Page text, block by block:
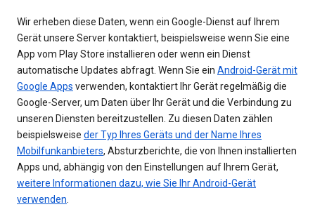
Wir erheben diese Daten, wenn ein Google-Dienst auf Ihrem
Gerät unsere Server kontaktiert, beispielsweise wenn Sie eine
App vom Play Store installieren oder wenn ein Dienst
automatische Updates abfragt. Wenn Sie ein Android-Gerät mit
Google Apps verwenden, kontaktiert Ihr Gerät regelmäßig die
Google-Server, um Daten über Ihr Gerät und die Verbindung zu
unseren Diensten bereitzustellen. Zu diesen Daten zählen
beispielsweise der Typ Ihres Geräts und der Name Ihres
Mobilfunkanbieters, Absturzberichte, die von Ihnen installierten
Apps und, abhängig von den Einstellungen auf Ihrem Gerät,
weitere Informationen dazu, wie Sie Ihr Android-Gerät
verwenden.